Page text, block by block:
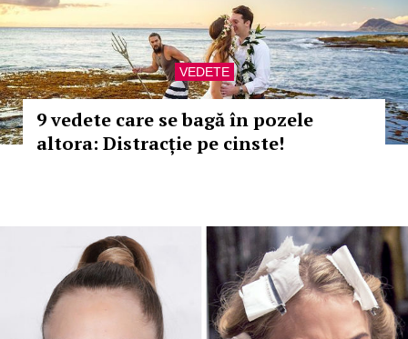
VEDETE
9 vedete care se bagă în pozele
altora: Distracție pe cinste!